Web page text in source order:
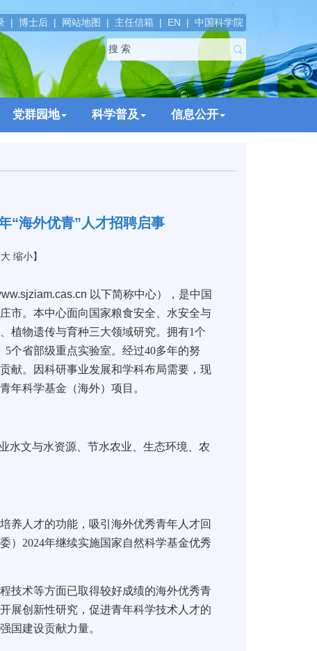
| 博士后 | 网站地图 | 主任信箱 | EN | 中国科学院
党群园地 科学普及 信息公开
“海外优青”人才招聘启事
缩小】
以下简称中心），是中国
市。本中心面向国家粮食安全、水安全与
植物遗传与育种三大领域研究。拥有1个
个省部级重点实验室。经过40多年的努
献。因科研事业发展和学科布局需要，现
年科学基金（海外）项目。
文与水资源、节水农业、生态环境、农
人才的功能，吸引海外优秀青年人才回
）2024年继续实施国家自然科学基金优秀
术等方面已取得较好成绩的海外优秀青
展创新性研究，促进青年科学技术人才的
国建设贡献力量。